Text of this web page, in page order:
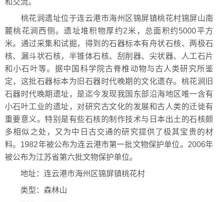
和交流。
桃花涧遗址位于连云港市海州区锦屏镇桃花村锦屏山南
麓桃花涧西侧。遗址堆积物厚约2米，总面积约5000平方
米。通过采集和试掘，得到的石器标本有舟状石核、两极石
核、漏斗状石核，半锥体石核、刮削器、尖状器、人工石片
和小石叶等。据中国科学院古脊椎动物与古人类研究所鉴
定，这批石器标本为旧石器时代晚期的文化遗存。桃花涧旧
石器时代晚期遗址，是迄今发现我国东部沿海地区唯一含有
小石叶工业的遗址，对研究古文化的发展和古人类的迁徙有
重要意义。特别是有些石核的制作技术与日本出土的石核颇
多相似之处，又为中日古交通的研究提供了极其宝贵的材
料。1982年被公布为连云港市第一批文物保护单位。2006年
被公布为江苏省第六批文物保护单位。
地址：连云港市海州区锦屏镇桃花村
类型：森林山